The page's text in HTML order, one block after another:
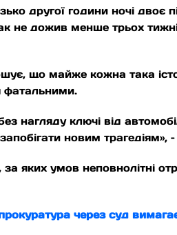
другої години ночі двоє
не дожив менше трьох
що майже кожна така
фатальними.
нагляду ключі від
новим трагедіям»,
яких умов неповнолітні
через суд